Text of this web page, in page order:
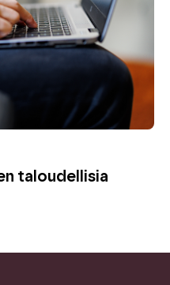
taloudellisia